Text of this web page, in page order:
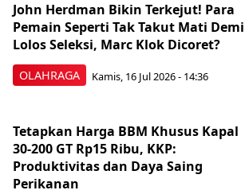
OLAHRAGA
John Herdman Bikin Terkejut! Para
Pemain Seperti Tak Takut Mati Demi
Lolos Seleksi, Marc Klok Dicoret?
Kamis, 16 Jul 2026 - 14:36
Tetapkan Harga BBM Khusus Kapal
30-200 GT Rp15 Ribu, KKP:
Produktivitas dan Daya Saing
Perikanan